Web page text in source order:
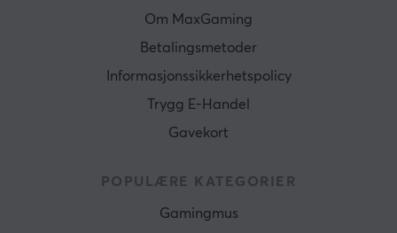
Om MaxGaming
Betalingsmetoder
Informasjonssikkerhetspolicy
Trygg E-Handel
Gavekort
POPULÆRE KATEGORIER
Gamingmus